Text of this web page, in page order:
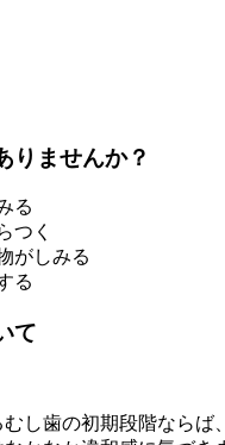
りませんか？
る
つく
がしみる
る
て
むし歯の初期段階なら